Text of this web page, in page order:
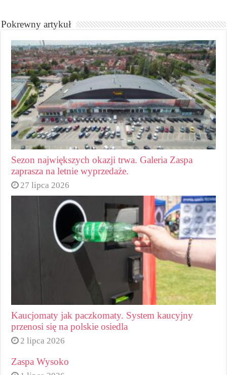
Pokrewny artykuł
Sezon największych okazji trwa. Galeria Zaspa
zaprasza na letnie wyprzedaże.
27 lipca 2026
Kaucjomaty jak paczkomaty. System kaucyjny
przenosi się na polskie osiedla
2 lipca 2026
Zaspa Wysoko